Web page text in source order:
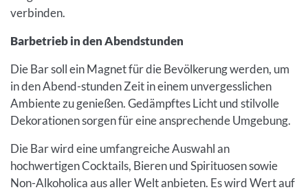
verbinden.
Barbetrieb in den Abendstunden
Die Bar soll ein Magnet für die Bevölkerung werden, um
in den Abend-stunden Zeit in einem unvergesslichen
Ambiente zu genießen. Gedämpftes Licht und stilvolle
Dekorationen sorgen für eine ansprechende Umgebung.
Die Bar wird eine umfangreiche Auswahl an
hochwertigen Cocktails, Bieren und Spirituosen sowie
Non-Alkoholica aus aller Welt anbieten. Es wird Wert auf